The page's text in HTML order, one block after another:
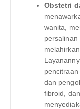
Obstetri
wanita,
dan
fibroid,